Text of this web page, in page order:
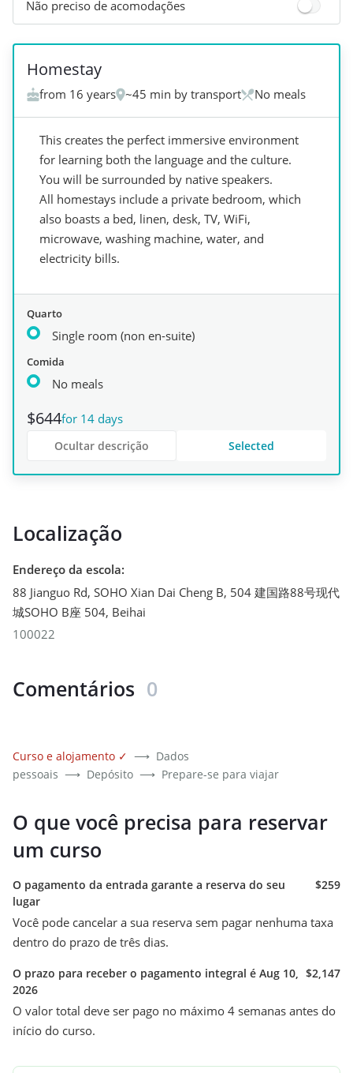
Não preciso de acomodações
+8
Homestay
from 16 years ~45 min by transport No meals
This creates the perfect immersive environment
for learning both the language and the culture.
You will be surrounded by native speakers.
All homestays include a private bedroom, which
also boasts a bed, linen, desk, TV, WiFi,
microwave, washing machine, water, and
electricity bills.
Quarto
Single room (non en-suite)
Comida
No meals
$644for 14 days
Selected
Ocultar descrição
Localização
Endereço da escola:
88 Jianguo Rd, SOHO Xian Dai Cheng B, 504 建国路88号现代
城SOHO B座 504, Beihai
100022
Comentários 0
Curso e alojamento ✓ ⟶ Dados
pessoais ⟶ Depósito ⟶ Prepare-se para viajar
O que você precisa para reservar
um curso
O pagamento da entrada garante a reserva do seu
lugar
$259
Você pode cancelar a sua reserva sem pagar nenhuma taxa
dentro do prazo de três dias.
O prazo para receber o pagamento integral é Aug 10,
2026
$2,147
O valor total deve ser pago no máximo 4 semanas antes do
início do curso.